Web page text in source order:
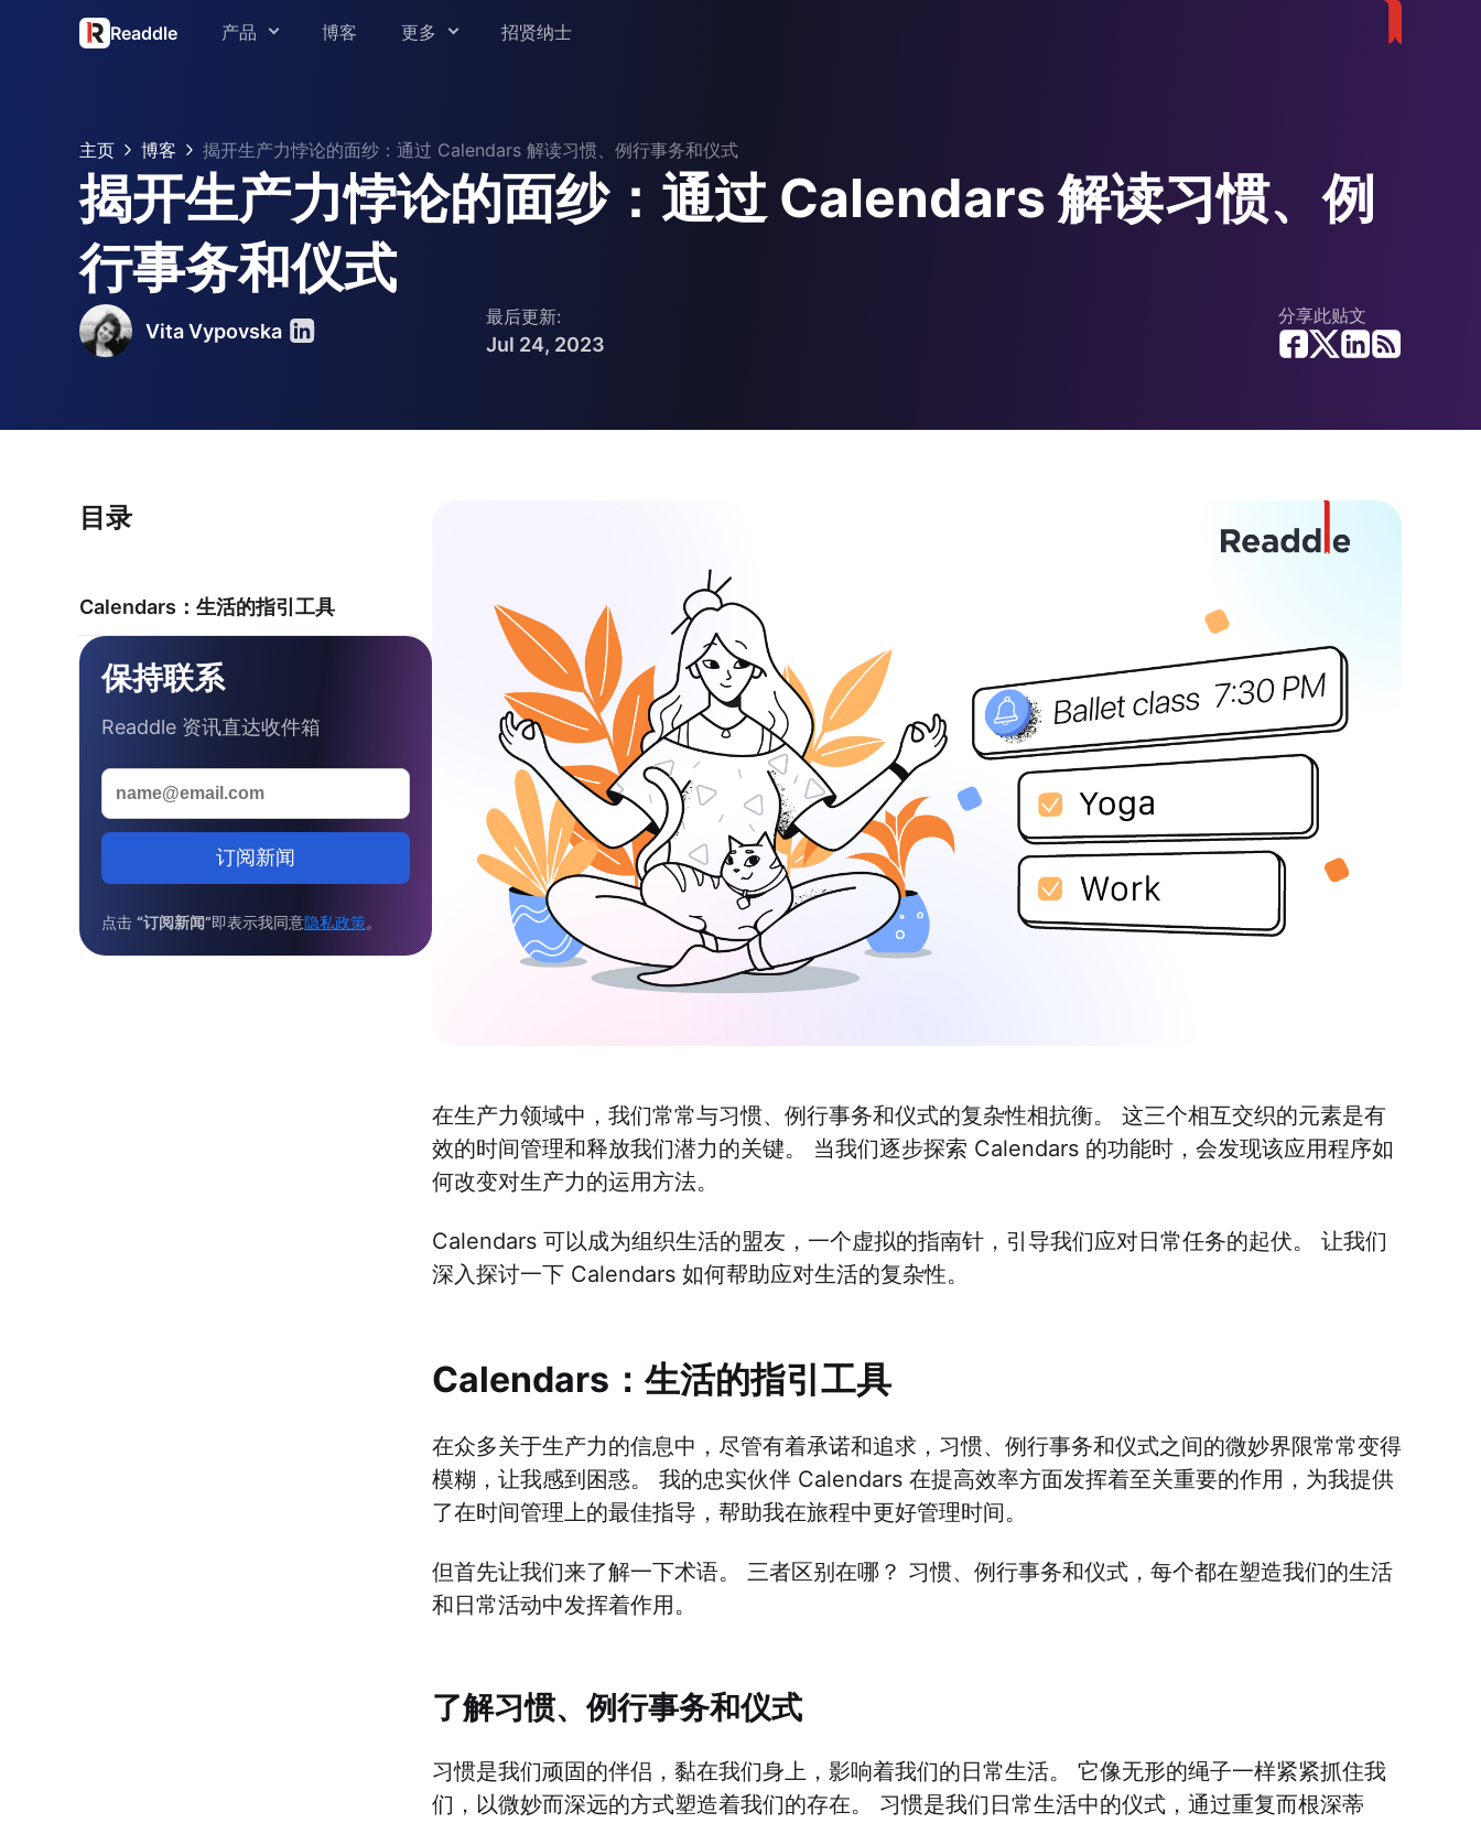
Readdle 产品
Spark
Scanner Pro
Calendars
Documents
Fluix
博客 更多
媒体
支持
Readdle 教育版
信任中心
招贤纳士
主页 博客 揭开生产力悖论的面纱：通过 Calendars 解读习惯、例行事务和仪式
揭开生产力悖论的面纱：通过 Calendars 解读习惯、例
行事务和仪式
Vita Vypovska
最后更新:
Jul 24, 2023
分享此贴文
目录
Calendars：生活的指引工具
保持联系
Readdle 资讯直达收件箱
订阅新闻
点击 “订阅新闻”即表示我同意隐私政策。
在生产力领域中，我们常常与习惯、例行事务和仪式的复杂性相抗衡。 这三个相互交织的元素是有
效的时间管理和释放我们潜力的关键。 当我们逐步探索 Calendars 的功能时，会发现该应用程序如
何改变对生产力的运用方法。
Calendars 可以成为组织生活的盟友，一个虚拟的指南针，引导我们应对日常任务的起伏。 让我们
深入探讨一下 Calendars 如何帮助应对生活的复杂性。
Calendars：生活的指引工具
在众多关于生产力的信息中，尽管有着承诺和追求，习惯、例行事务和仪式之间的微妙界限常常变得
模糊，让我感到困惑。 我的忠实伙伴 Calendars 在提高效率方面发挥着至关重要的作用，为我提供
了在时间管理上的最佳指导，帮助我在旅程中更好管理时间。
但首先让我们来了解一下术语。 三者区别在哪？ 习惯、例行事务和仪式，每个都在塑造我们的生活
和日常活动中发挥着作用。
了解习惯、例行事务和仪式
习惯是我们顽固的伴侣，黏在我们身上，影响着我们的日常生活。 它像无形的绳子一样紧紧抓住我
们，以微妙而深远的方式塑造着我们的存在。 习惯是我们日常生活中的仪式，通过重复而根深蒂